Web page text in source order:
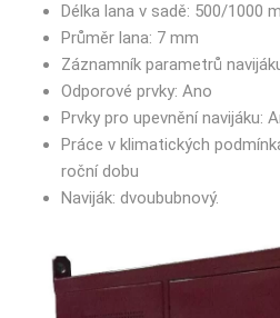
Délka lana v sadě: 500/1000 m
Průměr lana: 7 mm
Záznamník parametrů
Odporové prvky: Ano
Prvky pro upevnění navijáku:
Práce v klimatických
roční dobu
Naviják: dvoububnový.